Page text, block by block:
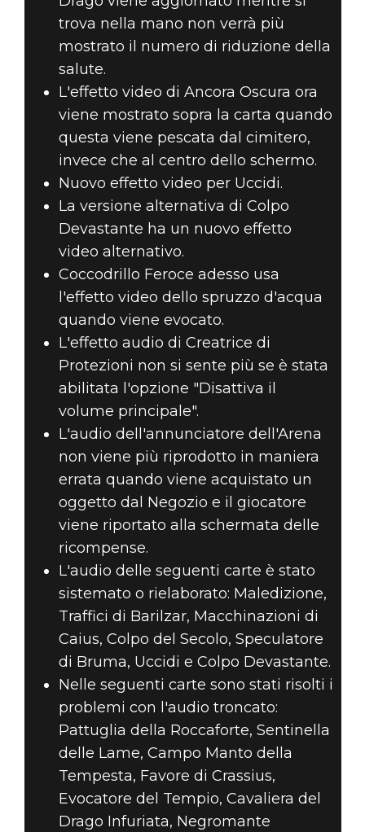
trova nella mano non verrà più
mostrato il numero di riduzione della
salute.
L'effetto video di Ancora Oscura ora
viene mostrato sopra la carta quando
questa viene pescata dal cimitero,
invece che al centro dello schermo.
Nuovo effetto video per Uccidi.
La versione alternativa di Colpo
Devastante ha un nuovo effetto
video alternativo.
Coccodrillo Feroce adesso usa
l'effetto video dello spruzzo d'acqua
quando viene evocato.
L'effetto audio di Creatrice di
Protezioni non si sente più se è stata
abilitata l'opzione "Disattiva il
volume principale".
L'audio dell'annunciatore dell'Arena
non viene più riprodotto in maniera
errata quando viene acquistato un
oggetto dal Negozio e il giocatore
viene riportato alla schermata delle
ricompense.
L'audio delle seguenti carte è stato
sistemato o rielaborato: Maledizione,
Traffici di Barilzar, Macchinazioni di
Caius, Colpo del Secolo, Speculatore
di Bruma, Uccidi e Colpo Devastante.
Nelle seguenti carte sono stati risolti i
problemi con l'audio troncato:
Pattuglia della Roccaforte, Sentinella
delle Lame, Campo Manto della
Tempesta, Favore di Crassius,
Evocatore del Tempio, Cavaliera del
Drago Infuriata, Negromante